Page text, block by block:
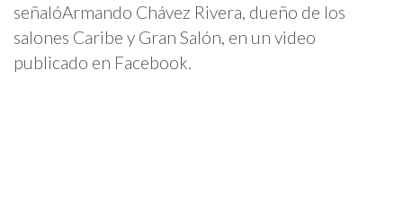
señalóArmando Chávez Rivera, dueño de los
salones Caribe y Gran Salón, en un video
publicado en Facebook.